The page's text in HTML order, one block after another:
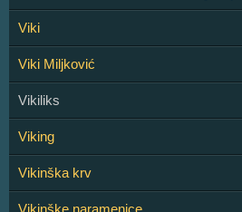
Viki
Viki Miljković
Vikiliks
Viking
Vikinška krv
Vikinške naramenice